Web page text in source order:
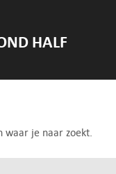
HALF
je naar zoekt.